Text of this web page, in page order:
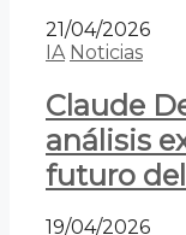
21/04/2026
IA Noticias
Claude
análisis
futuro
19/04/2026